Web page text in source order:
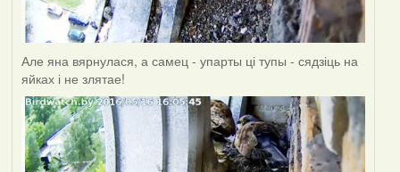
Але яна вярнулася, а самец - упарты ці тупы - сядзіць на
яйках і не злятае!